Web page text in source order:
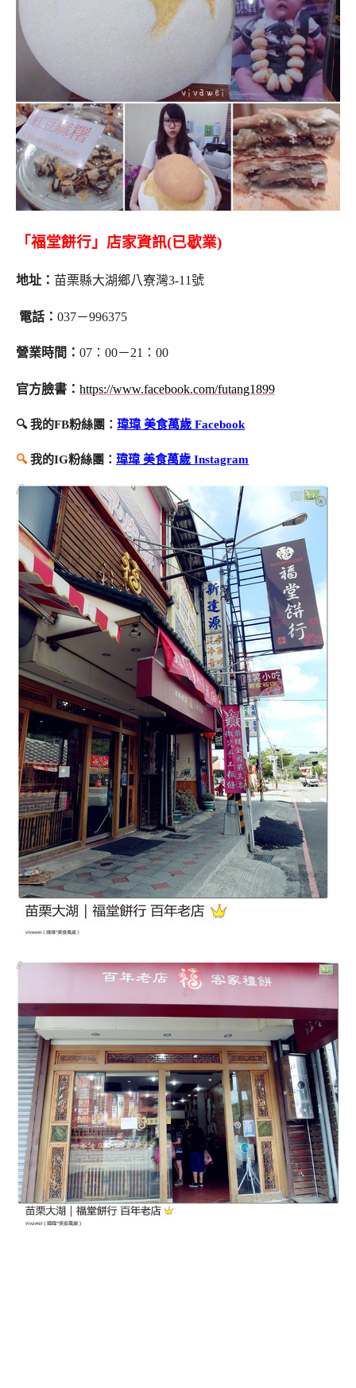
「福堂餅行」店家資訊(已歇業)
地址： 苗栗縣大湖鄉八寮灣3-11號
電話： 037－996375
營業時間： 07：00－21：00
官方臉書： https://www.facebook.com/futang1899
🔍 我的FB粉絲團： 瑋瑋 美食萬歲 Facebook
🔍我的IG粉絲團： 瑋瑋 美食萬歲 Instagram